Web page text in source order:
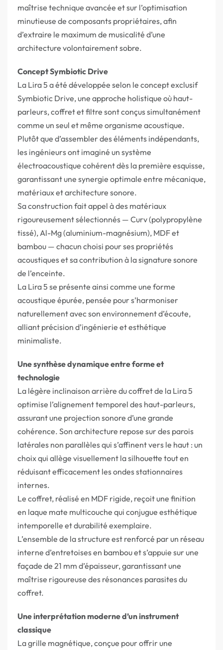
maîtrise technique avancée et sur l’optimisation
minutieuse de composants propriétaires, afin
d’extraire le maximum de musicalité d’une
architecture volontairement sobre.
Concept Symbiotic Drive
La Lira 5 a été développée selon le concept exclusif
Symbiotic Drive, une approche holistique où haut-
parleurs, coffret et filtre sont conçus simultanément
comme un seul et même organisme acoustique.
Plutôt que d’assembler des éléments indépendants,
les ingénieurs ont imaginé un système
électroacoustique cohérent dès la première esquisse,
garantissant une synergie optimale entre mécanique,
matériaux et architecture sonore.
Sa construction fait appel à des matériaux
rigoureusement sélectionnés — Curv (polypropylène
tissé), Al-Mg (aluminium-magnésium), MDF et
bambou — chacun choisi pour ses propriétés
acoustiques et sa contribution à la signature sonore
de l’enceinte.
La Lira 5 se présente ainsi comme une forme
acoustique épurée, pensée pour s’harmoniser
naturellement avec son environnement d’écoute,
alliant précision d’ingénierie et esthétique
minimaliste.
Une synthèse dynamique entre forme et
technologie
La légère inclinaison arrière du coffret de la Lira 5
optimise l’alignement temporel des haut-parleurs,
assurant une projection sonore d’une grande
cohérence. Son architecture repose sur des parois
latérales non parallèles qui s’affinent vers le haut : un
choix qui allège visuellement la silhouette tout en
réduisant efficacement les ondes stationnaires
internes.
Le coffret, réalisé en MDF rigide, reçoit une finition
en laque mate multicouche qui conjugue esthétique
intemporelle et durabilité exemplaire.
L’ensemble de la structure est renforcé par un réseau
interne d’entretoises en bambou et s’appuie sur une
façade de 21 mm d’épaisseur, garantissant une
maîtrise rigoureuse des résonances parasites du
coffret.
Une interprétation moderne d’un instrument
classique
La grille magnétique, conçue pour offrir une